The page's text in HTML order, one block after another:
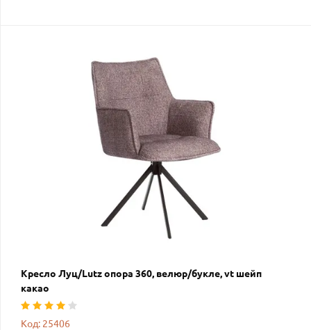
Кресло Луц/Lutz опора 360, велюр/букле, vt шейп
какао
Код: 25406